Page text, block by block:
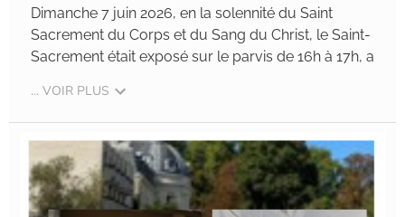
Dimanche 7 juin 2026, en la solennité du Saint
Sacrement du Corps et du Sang du Christ, le Saint-
Sacrement était exposé sur le parvis de 16h à 17h, a
... VOIR PLUS